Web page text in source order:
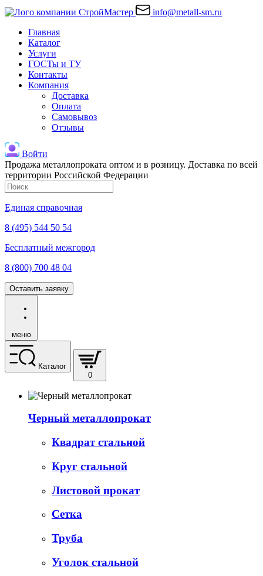
info@metall-sm.ru
Главная
Каталог
Услуги
ГОСТы и ТУ
Контакты
Компания
Доставка
Оплата
Самовывоз
Отзывы
Войти
Продажа металлопроката оптом и в розницу. Доставка по всей
территории Российской Федерации
Единая справочная
8 (495) 544 50 54
Бесплатный межгород
8 (800) 700 48 04
Оставить заявку
меню
Каталог
0
Черный металлопрокат
Квадрат стальной
Круг стальной
Листовой прокат
Сетка
Труба
Уголок стальной